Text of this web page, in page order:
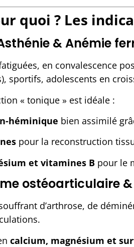
quoi ? Les
& Anémie
en convalescence
sportifs, adolescents en
« tonique » est idéale :
héminique bien assimilé
pour la reconstruction
et vitamines B pour le
ostéoarticulaire
d’arthrose, de
calcium, magnésium et